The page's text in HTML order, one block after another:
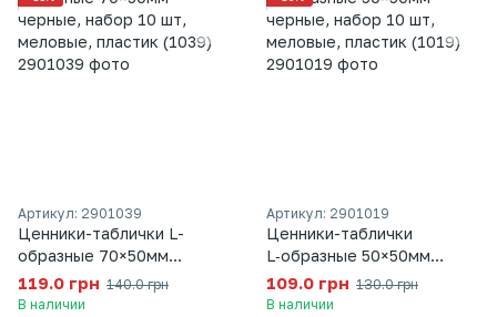
Артикул: 2901039
Ценники-таблички L-
образные 70×50мм
черные, набор 10 шт,
меловые, пластик (1039)
119.0 грн 140.0 грн
В наличии
Артикул: 2901019
Ценники-таблички
L‑образные 50×50мм
черные, набор 10 шт,
меловые, пластик (1019)
109.0 грн 130.0 грн
В наличии